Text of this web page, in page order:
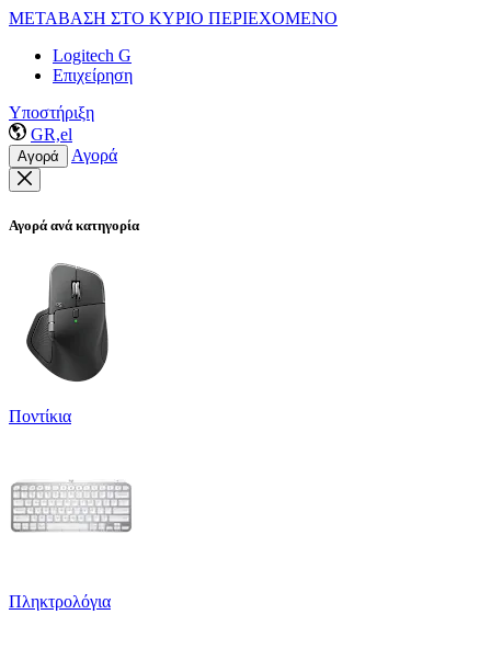
ΜΕΤΑΒΑΣΗ ΣΤΟ ΚΥΡΙΟ ΠΕΡΙΕΧΟΜΕΝΟ
Logitech G
Επιχείρηση
Υποστήριξη
GR,el
Αγορά Αγορά
Αγορά ανά κατηγορία
Ποντίκια
Πληκτρολόγια